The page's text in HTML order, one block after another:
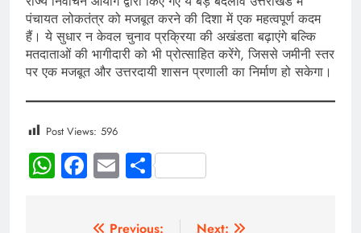
पंचायत लोकतंत्र को मजबूत करने की दिशा में एक महत्वपूर्ण कदम
हैं। ये सुधार न केवल चुनाव प्रक्रिया की अखंडता बढ़ाएंगे बल्कि
मतदाताओं की भागीदारी को भी प्रोत्साहित करेंगे, जिससे जमीनी स्तर
पर एक मजबूत और उत्तरदायी शासन प्रणाली का निर्माण हो सकेगा।
Post Views: 596
WhatsApp
Facebook
EmailShare
Previous:
Next: